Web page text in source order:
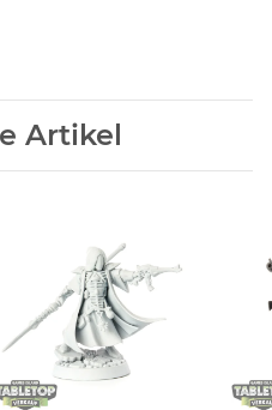
Artikel